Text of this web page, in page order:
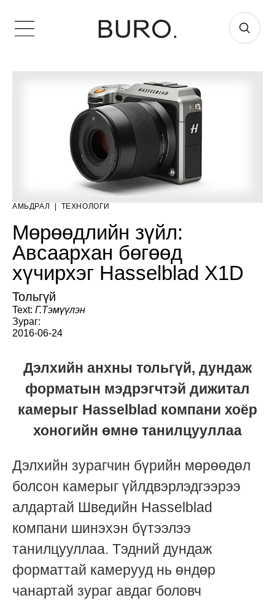
АМЬДРАЛ ТЕХНОЛОГИ
Мөрөөдлийн зүйл:
Авсаархан бөгөөд
хүчирхэг Hasselblad X1D
Тольгүй
Text: Г.Тэмүүлэн
Зураг:
2016-06-24
Дэлхийн анхны тольгүй, дундаж
форматын мэдрэгчтэй дижитал
камерыг Hasselblad компани хоёр
хоногийн өмнө танилцууллаа
Дэлхийн зурагчин бүрийн мөрөөдөл
болсон камерыг үйлдвэрлэдгээрээ
алдартай Шведийн Hasselblad
компани шинэхэн бүтээлээ
танилцууллаа. Тэдний дундаж
форматтай камерууд нь өндөр
чанартай зураг авдаг боловч